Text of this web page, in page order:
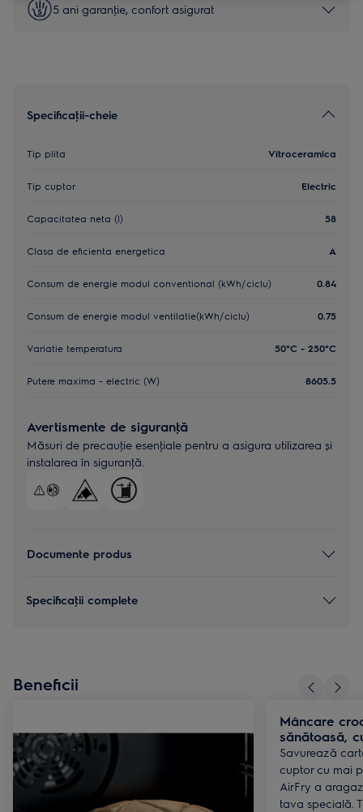
5 ani garanţie, confort asigurat
Specificaţii-cheie
Tip plita Vitroceramica
Tip cuptor Electric
Capacitatea neta (l) 58
Clasa de eficienta energetica A
Consum de energie modul conventional (kWh/ciclu) 0.84
Consum de energie modul ventilatie(kWh/ciclu) 0.75
Variatie temperatura 50°C - 250°C
Putere maxima - electric (W) 8605.5
Avertismente de siguranţă
Măsuri de precauţie esenţiale pentru a asigura utilizarea și
instalarea în siguranţă.
Documente produs
Specificaţii complete
Beneficii
Mâncare
sănătoasă,
Savurează
cuptor cu mai
AirFry a
tava specială.